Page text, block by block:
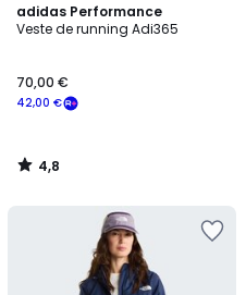
adidas Performance
Veste de running Adi365
42,00 €
70,00 €
4,8
/ 5
4,8
/